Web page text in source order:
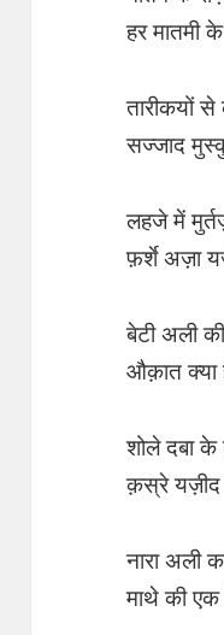
हर मातमी
तारीकयों
सज्जाद
लहजे में
फ़र्शे अज़ा
बेटी अली
औक़ात क्या
शोले दबा के
क़स्रे यज़ीद
नारा अली
माथे की